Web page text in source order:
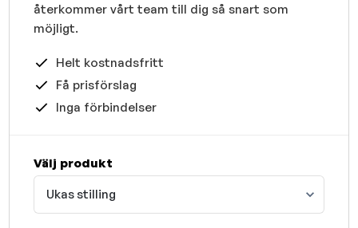
återkommer vårt team till dig så snart som
möjligt.
Helt kostnadsfritt
Få prisförslag
Inga förbindelser
Välj produkt
Ukas stilling